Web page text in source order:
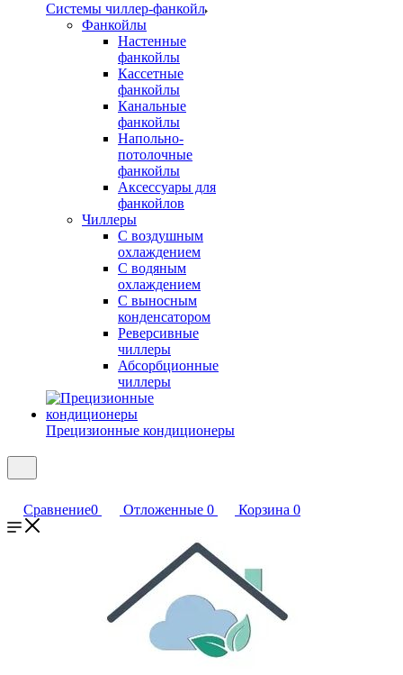
Системы чиллер-фанкойл
Фанкойлы
Настенные
фанкойлы
Кассетные
фанкойлы
Канальные
фанкойлы
Напольно-
потолочные
фанкойлы
Аксессуары для
фанкойлов
Чиллеры
С воздушным
охлаждением
С водяным
охлаждением
С выносным
конденсатором
Реверсивные
чиллеры
Абсорбционные
чиллеры
Прецизионные кондиционеры
Сравнение0 Отложенные 0 Корзина 0